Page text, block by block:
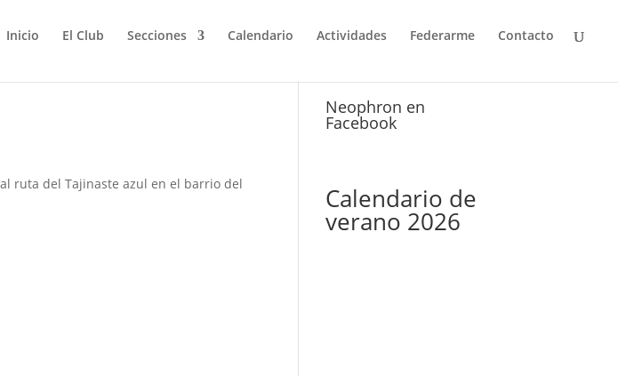
Inicio El Club Secciones Calendario Actividades Federarme Contacto
ruta del Tajinaste azul en el barrio del
Neophron en
Facebook
Calendario de
verano 2026